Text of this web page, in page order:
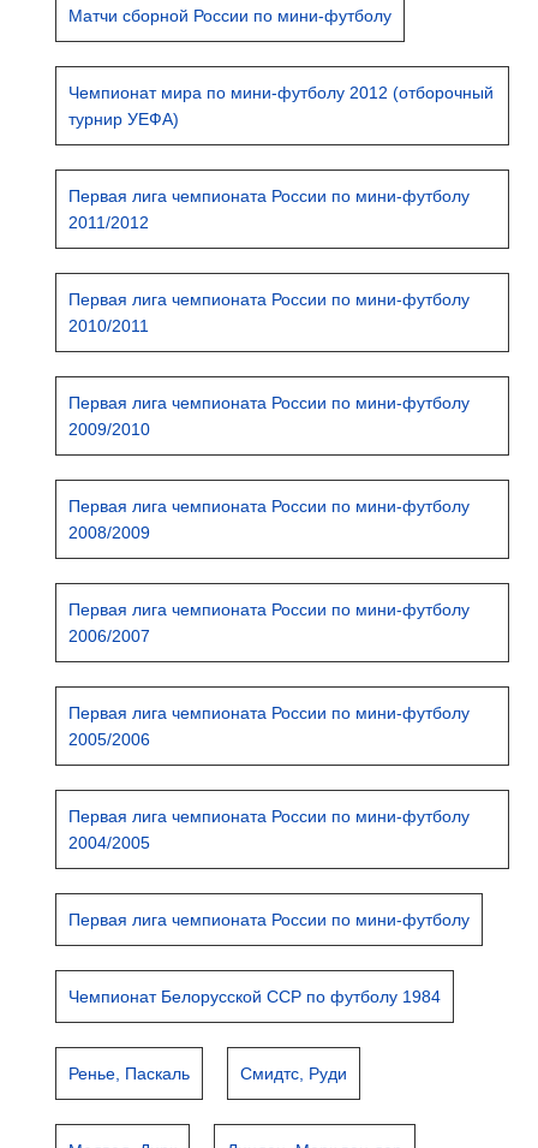
Матчи сборной России по мини-футболу
Чемпионат мира по мини-футболу 2012 (отборочный
турнир УЕФА)
Первая лига чемпионата России по мини-футболу
2011/2012
Первая лига чемпионата России по мини-футболу
2010/2011
Первая лига чемпионата России по мини-футболу
2009/2010
Первая лига чемпионата России по мини-футболу
2008/2009
Первая лига чемпионата России по мини-футболу
2006/2007
Первая лига чемпионата России по мини-футболу
2005/2006
Первая лига чемпионата России по мини-футболу
2004/2005
Первая лига чемпионата России по мини-футболу
Чемпионат Белорусской ССР по футболу 1984
Ренье, Паскаль Смидтс, Руди